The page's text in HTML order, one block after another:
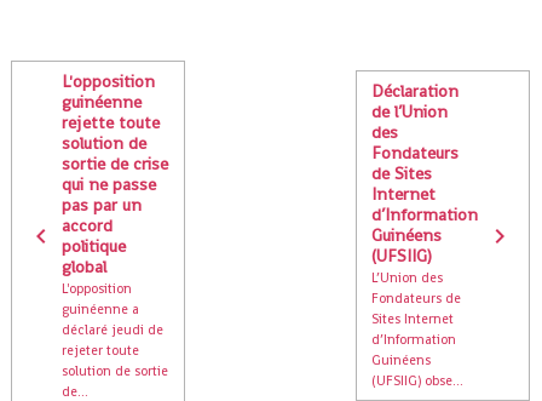
L'opposition
guinéenne
rejette toute
solution de
sortie de crise
qui ne passe
pas par un
accord
politique
global
L'opposition
guinéenne a
déclaré jeudi de
rejeter toute
solution de sortie
de...
Déclaration
de l’Union
des
Fondateurs
de Sites
Internet
d’Information
Guinéens
(UFSIIG)
L’Union des
Fondateurs de
Sites Internet
d’Information
Guinéens
(UFSIIG) obse...